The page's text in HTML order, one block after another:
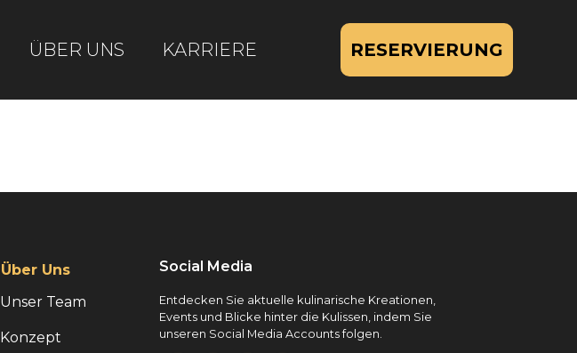
ÜBER UNS KARRIERE RESERVIERUNG
Über Uns
Unser Team
Konzept
Social Media
Entdecken Sie aktuelle kulinarische Kreationen,
Events und Blicke hinter die Kulissen, indem Sie
unseren Social Media Accounts folgen.